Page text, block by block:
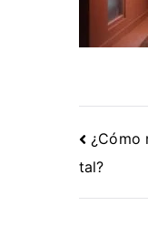
de
¿Cómo
tal?